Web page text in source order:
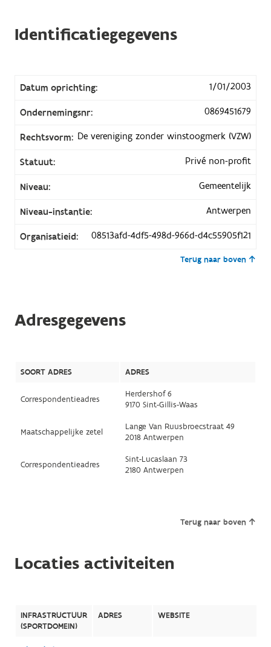
Identificatiegegevens
Datum oprichting: 1/01/2003
Ondernemingsnr: 0869451679
Rechtsvorm: De vereniging zonder winstoogmerk (VZW)
Statuut: Privé non-profit
Niveau: Gemeentelijk
Niveau-instantie: Antwerpen
Organisatieid: 08513afd-4df5-498d-966d-d4c55905f121
Terug naar boven
Adresgegevens
SOORT ADRES ADRES
Correspondentieadres
Herdershof 6
9170 Sint-Gillis-Waas
Maatschappelijke zetel
Lange Van Ruusbroecstraat 49
2018 Antwerpen
Correspondentieadres
Sint-Lucaslaan 73
2180 Antwerpen
Terug naar boven
Locaties activiteiten
INFRASTRUCTUUR
(SPORTDOMEIN)
ADRES WEBSITE